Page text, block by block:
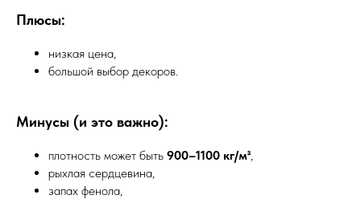
Плюсы:
низкая цена,
большой выбор декоров.
Минусы (и это важно):
плотность может быть 900–1100 кг/м³
рыхлая сердцевина,
запах фенола,